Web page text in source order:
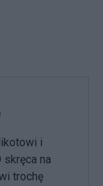
i
na
trochę